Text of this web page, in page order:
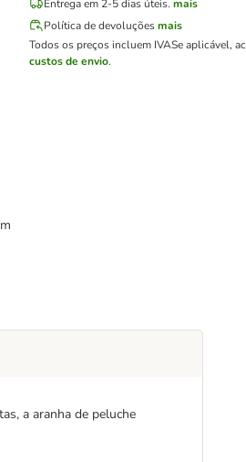
Entrega em 2-5 dias úteis. mais
Política de devoluções mais
Todos os preços incluem IVASe aplicável,
custos de envio.
a aranha de peluche